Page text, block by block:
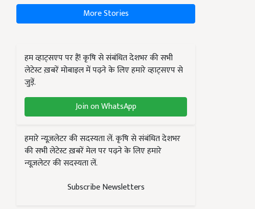
More Stories
हम व्हाट्सएप पर हैं! कृषि से संबंधित देशभर की सभी
लेटेस्ट ख़बरें मोबाइल में पढ़ने के लिए हमारे व्हाट्सएप से
जुड़ें.
Join on WhatsApp
हमारे न्यूज़लेटर की सदस्यता लें. कृषि से संबंधित देशभर
की सभी लेटेस्ट ख़बरें मेल पर पढ़ने के लिए हमारे
न्यूज़लेटर की सदस्यता लें.
Subscribe Newsletters